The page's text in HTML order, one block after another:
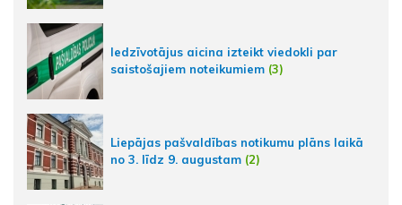
Iedzīvotājus aicina izteikt viedokli par
saistošajiem noteikumiem (3)
Liepājas pašvaldības notikumu plāns laikā
no 3. līdz 9. augustam (2)